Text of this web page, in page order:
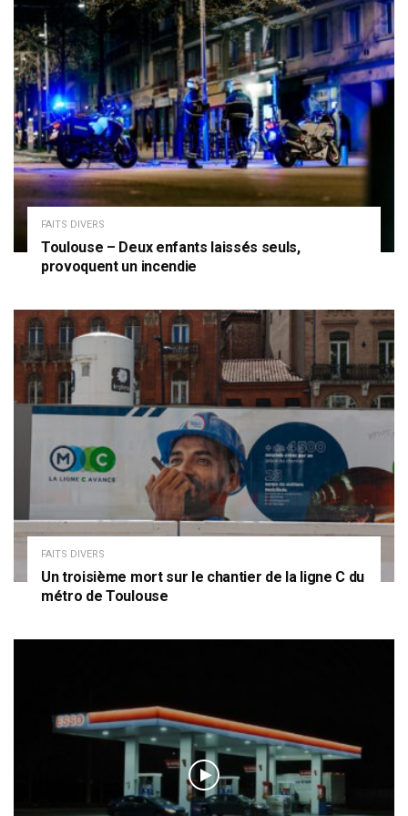
FAITS DIVERS
Toulouse – Deux enfants laissés seuls,
provoquent un incendie
FAITS DIVERS
Un troisième mort sur le chantier de la ligne C du
métro de Toulouse